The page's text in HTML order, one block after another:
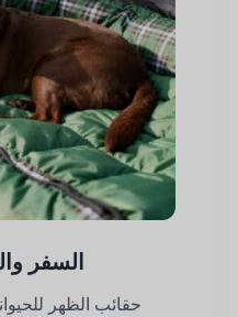
السفر
حقائب الظهر